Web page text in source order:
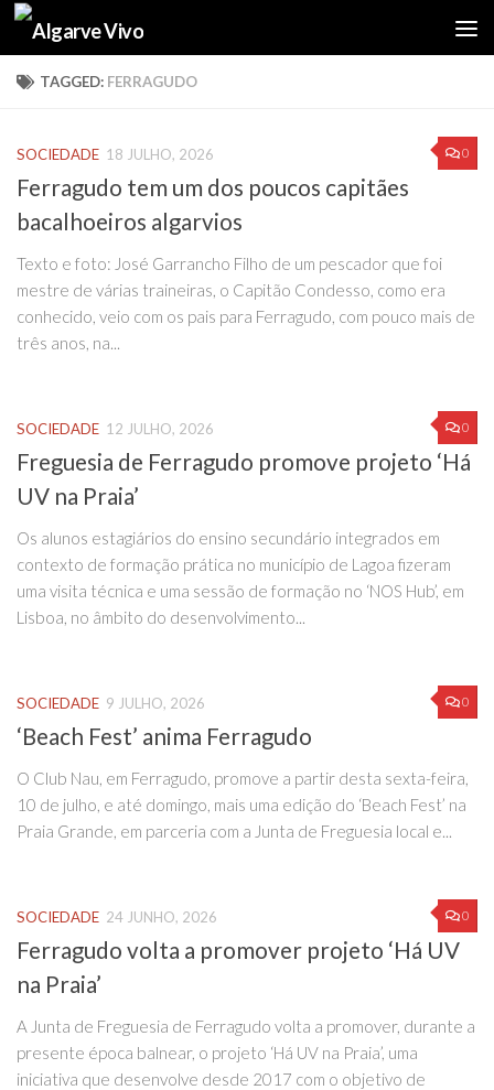
Skip to content
TAGGED: FERRAGUDO
0
SOCIEDADE 18 JULHO, 2026
Ferragudo tem um dos poucos capitães
bacalhoeiros algarvios
Texto e foto: José Garrancho Filho de um pescador que foi
mestre de várias traineiras, o Capitão Condesso, como era
conhecido, veio com os pais para Ferragudo, com pouco mais de
três anos, na...
0
SOCIEDADE 12 JULHO, 2026
Freguesia de Ferragudo promove projeto ‘Há
UV na Praia’
Os alunos estagiários do ensino secundário integrados em
contexto de formação prática no município de Lagoa fizeram
uma visita técnica e uma sessão de formação no ‘NOS Hub’, em
Lisboa, no âmbito do desenvolvimento...
0
SOCIEDADE 9 JULHO, 2026
‘Beach Fest’ anima Ferragudo
O Club Nau, em Ferragudo, promove a partir desta sexta-feira,
10 de julho, e até domingo, mais uma edição do ‘Beach Fest’ na
Praia Grande, em parceria com a Junta de Freguesia local e...
0
SOCIEDADE 24 JUNHO, 2026
Ferragudo volta a promover projeto ‘Há UV
na Praia’
A Junta de Freguesia de Ferragudo volta a promover, durante a
presente época balnear, o projeto ‘Há UV na Praia’, uma
iniciativa que desenvolve desde 2017 com o objetivo de